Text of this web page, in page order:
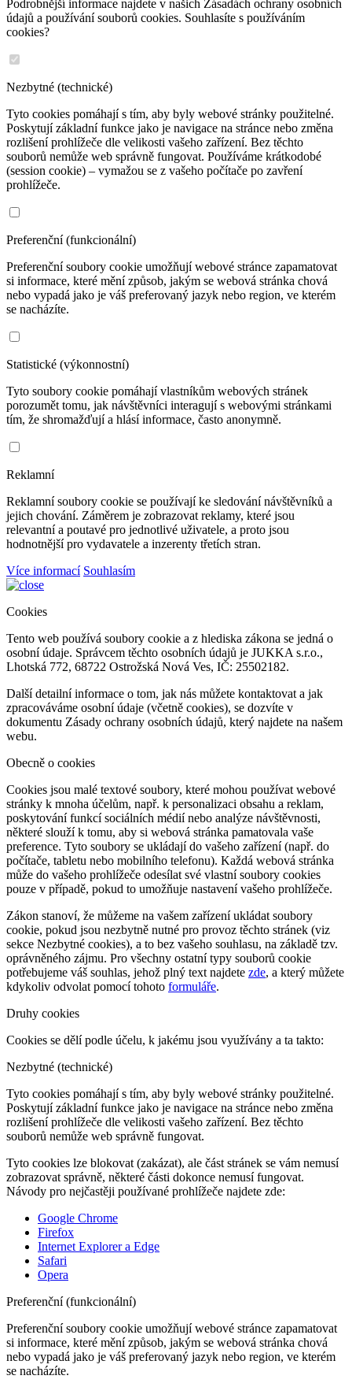
Podrobnější informace najdete v našich Zásadách ochrany osobních
údajů a používání souborů cookies. Souhlasíte s používáním
cookies?
Nezbytné (technické)
Tyto cookies pomáhají s tím, aby byly webové stránky použitelné.
Poskytují základní funkce jako je navigace na stránce nebo změna
rozlišení prohlížeče dle velikosti vašeho zařízení. Bez těchto
souborů nemůže web správně fungovat. Používáme krátkodobé
(session cookie) – vymažou se z vašeho počítače po zavření
prohlížeče.
Preferenční (funkcionální)
Preferenční soubory cookie umožňují webové stránce zapamatovat
si informace, které mění způsob, jakým se webová stránka chová
nebo vypadá jako je váš preferovaný jazyk nebo region, ve kterém
se nacházíte.
Statistické (výkonnostní)
Tyto soubory cookie pomáhají vlastníkům webových stránek
porozumět tomu, jak návštěvníci interagují s webovými stránkami
tím, že shromažďují a hlásí informace, často anonymně.
Reklamní
Reklamní soubory cookie se používají ke sledování návštěvníků a
jejich chování. Záměrem je zobrazovat reklamy, které jsou
relevantní a poutavé pro jednotlivé uživatele, a proto jsou
hodnotnější pro vydavatele a inzerenty třetích stran.
Více informací Souhlasím
Cookies
Tento web používá soubory cookie a z hlediska zákona se jedná o
osobní údaje. Správcem těchto osobních údajů je JUKKA s.r.o.,
Lhotská 772, 68722 Ostrožská Nová Ves, IČ: 25502182.
Další detailní informace o tom, jak nás můžete kontaktovat a jak
zpracováváme osobní údaje (včetně cookies), se dozvíte v
dokumentu Zásady ochrany osobních údajů, který najdete na našem
webu.
Obecně o cookies
Cookies jsou malé textové soubory, které mohou používat webové
stránky k mnoha účelům, např. k personalizaci obsahu a reklam,
poskytování funkcí sociálních médií nebo analýze návštěvnosti,
některé slouží k tomu, aby si webová stránka pamatovala vaše
preference. Tyto soubory se ukládají do vašeho zařízení (např. do
počítače, tabletu nebo mobilního telefonu). Každá webová stránka
může do vašeho prohlížeče odesílat své vlastní soubory cookies
pouze v případě, pokud to umožňuje nastavení vašeho prohlížeče.
Zákon stanoví, že můžeme na vašem zařízení ukládat soubory
cookie, pokud jsou nezbytně nutné pro provoz těchto stránek (viz
sekce Nezbytné cookies), a to bez vašeho souhlasu, na základě tzv.
oprávněného zájmu. Pro všechny ostatní typy souborů cookie
potřebujeme váš souhlas, jehož plný text najdete zde, a který můžete
kdykoliv odvolat pomocí tohoto formuláře.
Druhy cookies
Cookies se dělí podle účelu, k jakému jsou využívány a ta takto:
Nezbytné (technické)
Tyto cookies pomáhají s tím, aby byly webové stránky použitelné.
Poskytují základní funkce jako je navigace na stránce nebo změna
rozlišení prohlížeče dle velikosti vašeho zařízení. Bez těchto
souborů nemůže web správně fungovat.
Tyto cookies lze blokovat (zakázat), ale část stránek se vám nemusí
zobrazovat správně, některé části dokonce nemusí fungovat.
Návody pro nejčastěji používané prohlížeče najdete zde:
Google Chrome
Firefox
Internet Explorer a Edge
Safari
Opera
Preferenční (funkcionální)
Preferenční soubory cookie umožňují webové stránce zapamatovat
si informace, které mění způsob, jakým se webová stránka chová
nebo vypadá jako je váš preferovaný jazyk nebo region, ve kterém
se nacházíte.